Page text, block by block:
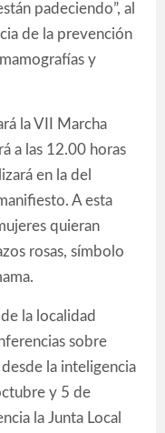
padeciendo”, al
de la prevención
y
la VII Marcha
a las 12.00 horas
en la del
A esta
quieran
rosas, símbolo
la localidad
sobre
la inteligencia
y 5 de
la Junta Local